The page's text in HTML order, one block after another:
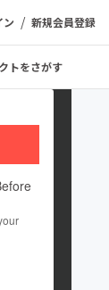
ン / 新規会員登録
トをさがす